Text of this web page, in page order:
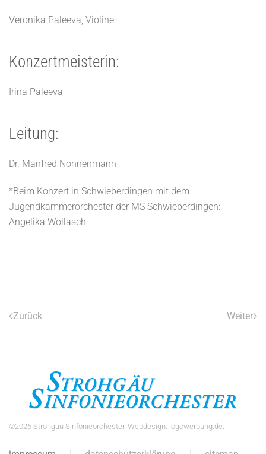
Veronika Paleeva, Violine
Konzertmeisterin:
Irina Paleeva
Leitung:
Dr. Manfred Nonnenmann
*Beim Konzert in Schwieberdingen mit dem
Jugendkammerorchester der MS Schwieberdingen:
Angelika Wollasch
Zurück Weiter
©2026 Strohgäu Sinfonieorchester. Webdesign: logowerbung.de.